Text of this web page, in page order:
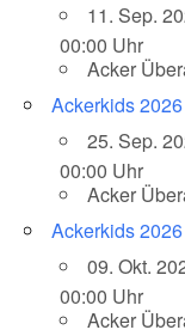
11. Sep.
00:00 Uhr
Acker
Ackerkids 2026
25. Sep.
00:00 Uhr
Acker
Ackerkids 2026
09. Okt.
00:00 Uhr
Acker